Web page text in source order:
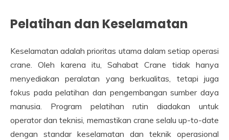
Pelatihan dan Keselamatan
Keselamatan adalah prioritas utama dalam setiap operasi
crane. Oleh karena itu, Sahabat Crane tidak hanya
menyediakan peralatan yang berkualitas, tetapi juga
fokus pada pelatihan dan pengembangan sumber daya
manusia. Program pelatihan rutin diadakan untuk
operator dan teknisi, memastikan crane selalu up-to-date
dengan standar keselamatan dan teknik operasional